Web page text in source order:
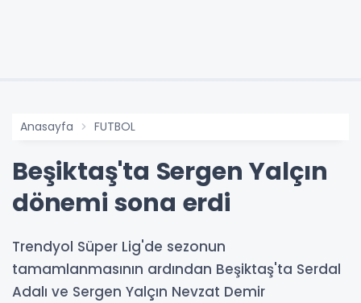
Anasayfa FUTBOL
Beşiktaş'ta Sergen Yalçın
dönemi sona erdi
Trendyol Süper Lig'de sezonun
tamamlanmasının ardından Beşiktaş'ta Serdal
Adalı ve Sergen Yalçın Nevzat Demir